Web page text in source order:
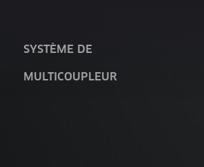
SYSTÈME DE
MULTICOUPLEUR